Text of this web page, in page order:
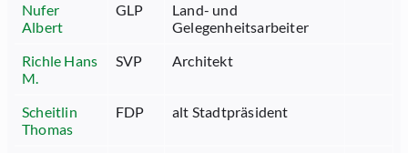
Nufer
Albert
GLP
Land- und
Gelegenheitsarbeiter
Richle Hans
M.
SVP Architekt
Scheitlin
Thomas
FDP alt Stadtpräsident